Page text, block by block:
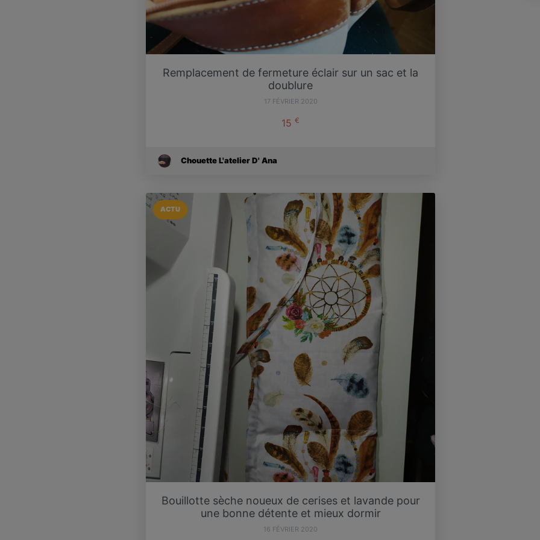
Remplacement de fermeture éclair sur un sac et la
doublure
17 FÉVRIER 2020
15 €
Chouette L'atelier D' Ana
ACTU
Bouillotte sèche noueux de cerises et lavande pour
une bonne détente et mieux dormir
16 FÉVRIER 2020